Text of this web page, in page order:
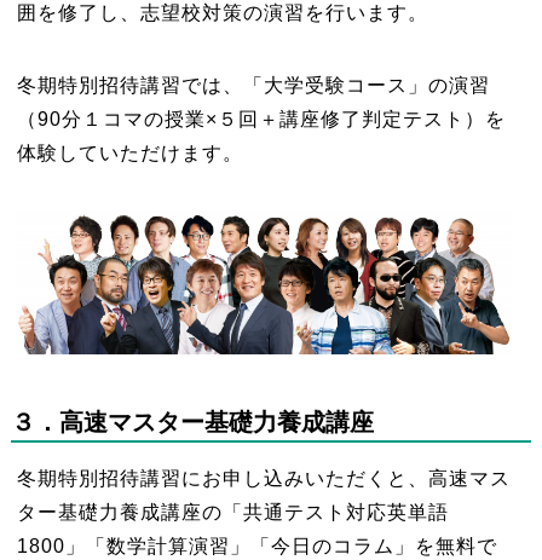
囲を修了し、志望校対策の演習を行います。
冬期特別招待講習では、「大学受験コース」の演習
（90分１コマの授業×５回＋講座修了判定テスト）を
体験していただけます。
３ ．高速マスター基礎力養成講座
冬期特別招待講習にお申し込みいただくと、高速マス
ター基礎力養成講座の「共通テスト対応英単語
1800」「数学計算演習」「今日のコラム」を無料で